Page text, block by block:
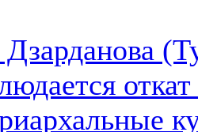
Дзарданова